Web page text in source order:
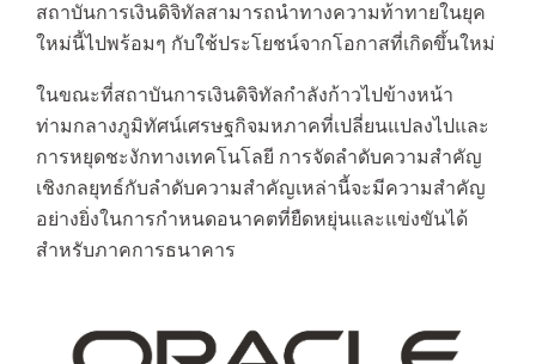
สถาบันการเงินดิจิทัลสามารถนำทางความท้าทายในยุค
ใหม่นี้ไปพร้อมๆ กับใช้ประโยชน์จากโอกาสที่เกิดขึ้นใหม่
ในขณะที่สถาบันการเงินดิจิทัลกำลังก้าวไปข้างหน้า
ท่ามกลางภูมิทัศน์เศรษฐกิจมหภาคที่เปลี่ยนแปลงไปและ
การหยุดชะงักทางเทคโนโลยี การจัดลำดับความสำคัญ
เชิงกลยุทธ์กับลำดับความสำคัญเหล่านี้จะมีความสำคัญ
อย่างยิ่งในการกำหนดอนาคตที่ยืดหยุ่นและแข่งขันได้
สำหรับภาคการธนาคาร